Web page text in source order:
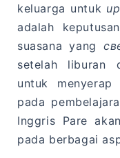
keluarga untuk
adalah
suasana yang
setelah liburan
untuk
pada
Inggris Pare
pada berbagai